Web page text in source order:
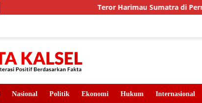
Teror Harimau Sumatra di Permukiman
Nasional Politik Ekonomi Hukum Internasional